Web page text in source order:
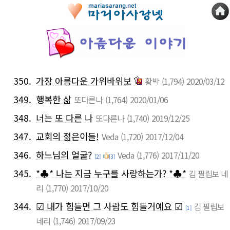
350. 가장 아름다운 가위바위보 황박 (1,794) 2020/03/12
349. 행복한 삶 또다른나 (1,764) 2020/01/06
348. 너는 또 다른 나 또다른나 (1,740) 2019/12/25
347. 교회의 젊은이들! Veda (1,720) 2017/12/04
346. 하느님의 얼굴? [2] [3] Veda (1,776) 2017/11/20
345. *♣* 나는 지금 누구를 사랑하는가? *♣* 김 필립보 네
리 (1,770) 2017/10/20
344. ☑ 내가 힘들면 그 사람도 힘들거예요 ☑ [1] 김 필립보
네리 (1,746) 2017/09/23